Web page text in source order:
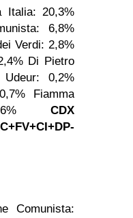
Italia: 20,3%
6,8%
Verdi: 2,8%
Di Pietro
Udeur: 0,2%
Fiamma
CDX
Comunista: